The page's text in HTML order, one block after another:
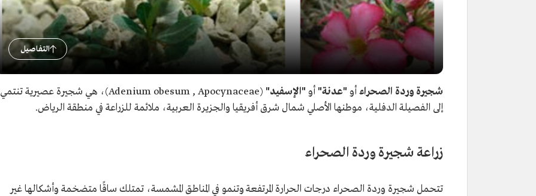
التفاصيل
شجيرة وردة الصحراء أو"عدنة" أو"الإسفيد"
(Adenium obesum , Apocynaceae)، هي شجيرة عصيرية تنتمي
إلى الفصيلة الدفلية، موطنها الأصلي شمال شرق أفريقيا والجزيرة العربية، ملائمة للزراعة في منطقة الرياض.
زراعة شجيرة وردة الصحراء
تتحمل شجيرة وردة الصحراء درجات الحرارة المرتفعة وتنمو في المناطق المشمسة، تمتلك ساقًا متضخمة وأشكالها غير